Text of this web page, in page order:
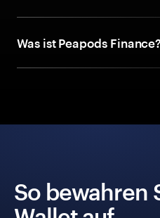
Was ist Peapods Finance?
So bewahren